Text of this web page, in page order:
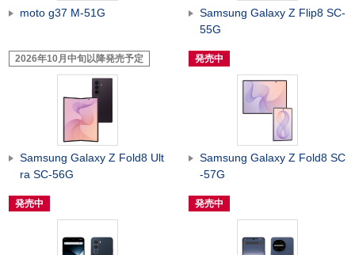
moto g37 M-51G
2026年10月中旬以降発売予定
Samsung Galaxy Z Flip8 SC-
55G
発売中
Samsung Galaxy Z Fold8 Ult
ra SC-56G
発売中
Samsung Galaxy Z Fold8 SC
-57G
発売中